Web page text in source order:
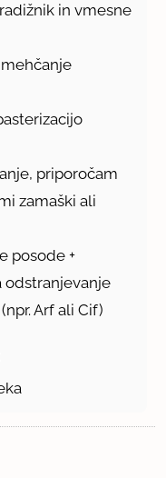
in vmesne
priporočam
zamaški ali
posode +
odstranjevanje
Arf ali Cif)